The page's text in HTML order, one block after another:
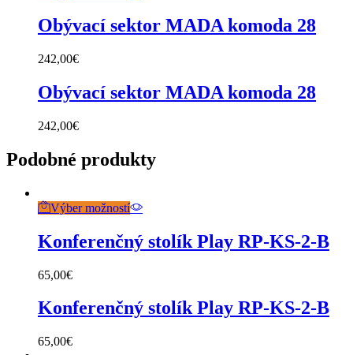
Obývací sektor MADA komoda 28
242,00€
Obývací sektor MADA komoda 28
242,00€
Podobné produkty
Výber možností
Konferenčný stolík Play RP-KS-2-B
65,00€
Konferenčný stolík Play RP-KS-2-B
65,00€